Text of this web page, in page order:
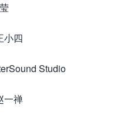
小四
Studio
一禅